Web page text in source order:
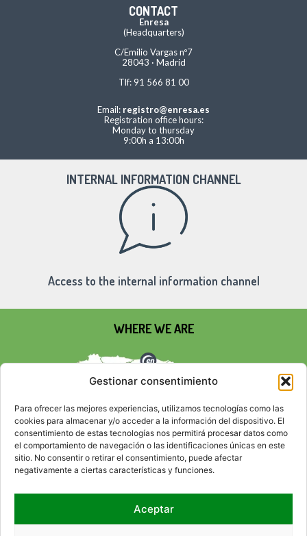
Gestionar consentimiento
Para ofrecer las mejores experiencias, utilizamos tecnologías como las
cookies para almacenar y/o acceder a la información del dispositivo. El
consentimiento de estas tecnologías nos permitirá procesar datos como
el comportamiento de navegación o las identificaciones únicas en este
sitio. No consentir o retirar el consentimiento, puede afectar
negativamente a ciertas características y funciones.
Aceptar
CONTACT
Enresa
(Headquarters)
C/Emilio Vargas nº7
28043 · Madrid
Tlf: 91 566 81 00
Email: registro@enresa.es
Registration office hours:
Monday to thursday
9:00h a 13:00h
INTERNAL INFORMATION CHANNEL
Access to the internal information channel
WHERE WE ARE
SOCIAL NETWORKS